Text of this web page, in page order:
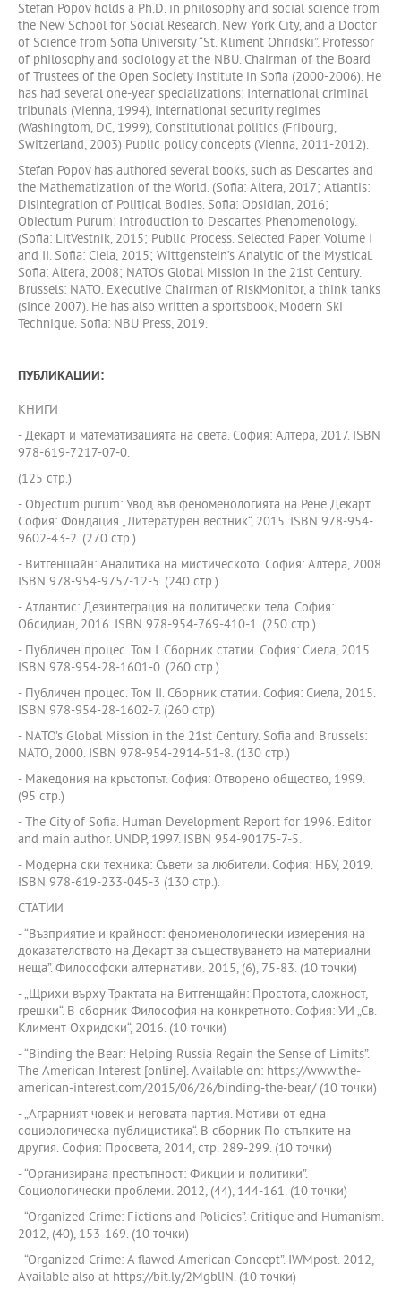
Stefan Popov holds a Ph.D. in philosophy and social science from
the New School for Social Research, New York City, and a Doctor
of Science from Sofia University “St. Kliment Ohridski”. Professor
of philosophy and sociology at the NBU. Chairman of the Board
of Trustees of the Open Society Institute in Sofia (2000-2006). He
has had several one-year specializations: International criminal
tribunals (Vienna, 1994), International security regimes
(Washingtom, DC, 1999), Constitutional politics (Fribourg,
Switzerland, 2003) Public policy concepts (Vienna, 2011-2012).
Stefan Popov has authored several books, such as Descartes and
the Mathematization of the World. (Sofia: Altera, 2017; Atlantis:
Disintegration of Political Bodies. Sofia: Obsidian, 2016;
Obiectum Purum: Introduction to Descartes Phenomenology.
(Sofia: LitVestnik, 2015; Public Process. Selected Paper. Volume I
and II. Sofia: Ciela, 2015; Wittgenstein’s Analytic of the Mystical.
Sofia: Altera, 2008; NATO’s Global Mission in the 21st Century.
Brussels: NATO. Executive Chairman of RiskMonitor, a think tanks
(since 2007). He has also written a sportsbook, Modern Ski
Technique. Sofia: NBU Press, 2019.
ПУБЛИКАЦИИ:
КНИГИ
- Декарт и математизацията на света. София: Алтера, 2017. ISBN
978-619-7217-07-0.
(125 стр.)
- Objectum purum: Увод във феноменологията на Рене Декарт.
София: Фондация „Литературен вестник“, 2015. ISBN 978-954-
9602-43-2. (270 стр.)
- Витгенщайн: Аналитика на мистическото. София: Алтера, 2008.
ISBN 978-954-9757-12-5. (240 стр.)
- Атлантис: Дезинтеграция на политически тела. София:
Обсидиан, 2016. ISBN 978-954-769-410-1. (250 стр.)
- Публичен процес. Том I. Сборник статии. София: Сиела, 2015.
ISBN 978-954-28-1601-0. (260 стр.)
- Публичен процес. Том II. Сборник статии. София: Сиела, 2015.
ISBN 978-954-28-1602-7. (260 стр)
- NATO’s Global Mission in the 21st Century. Sofia and Brussels:
NATO, 2000. ISBN 978-954-2914-51-8. (130 стр.)
- Македония на кръстопът. София: Отворено общество, 1999.
(95 стр.)
- The City of Sofia. Human Development Report for 1996. Editor
and main author. UNDP, 1997. ISBN 954-90175-7-5.
- Модерна ски техника: Съвети за любители. София: НБУ, 2019.
ISBN 978-619-233-045-3 (130 стр.).
СТАТИИ
- “Възприятие и крайност: феноменологически измерения на
доказателството на Декарт за съществуването на материални
неща”. Философски алтернативи. 2015, (6), 75-83. (10 точки)
- „Щрихи върху Трактата на Витгенщайн: Простота, сложност,
грешки“. В сборник Философия на конкретното. София: УИ „Св.
Климент Охридски“, 2016. (10 точки)
- “Binding the Bear: Helping Russia Regain the Sense of Limits”.
The American Interest [online]. Available on: https://www.the-
american-interest.com/2015/06/26/binding-the-bear/ (10 точки)
- „Аграрният човек и неговата партия. Мотиви от една
социологическа публицистика“. В сборник По стъпките на
другия. София: Просвета, 2014, стр. 289-299. (10 точки)
- “Организирана престъпност: Фикции и политики”.
Социологически проблеми. 2012, (44), 144-161. (10 точки)
- “Organized Crime: Fictions and Policies”. Critique and Humanism.
2012, (40), 153-169. (10 точки)
- “Organized Crime: A flawed American Concept”. IWMpost. 2012,
Available also at https://bit.ly/2MgblIN. (10 точки)